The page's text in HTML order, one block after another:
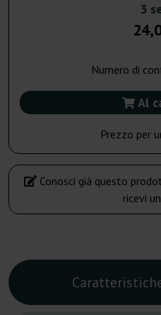
3
Numero di
Al
Prezzo per
Conosci già questo
ricevi